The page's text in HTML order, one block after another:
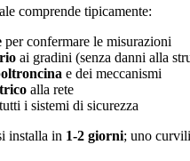
comprende tipicamente:
per confermare le misurazioni
ai gradini (senza danni alla
e dei meccanismi
alla rete
i sistemi di sicurezza
installa in 1-2 giorni; uno